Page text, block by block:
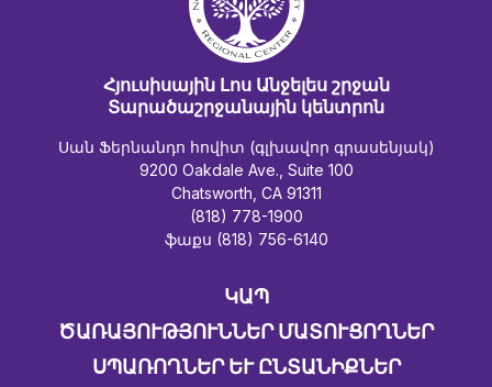
Հյուսիսային Լոս Անջելես շրջան
Տարածաշրջանային կենտրոն
Սան Ֆերնանդո հովիտ (գլխավոր գրասենյակ)
9200 Oakdale Ave., Suite 100
Chatsworth, CA 91311
(818) 778-1900
ֆաքս (818) 756-6140
ԿԱՊ
ԾԱՌԱՅՈՒԹՅՈՒՆՆԵՐ ՄԱՏՈՒՑՈՂՆԵՐ
ՍՊԱՌՈՂՆԵՐ ԵՒ ԸՆՏԱՆԻՔՆԵՐ